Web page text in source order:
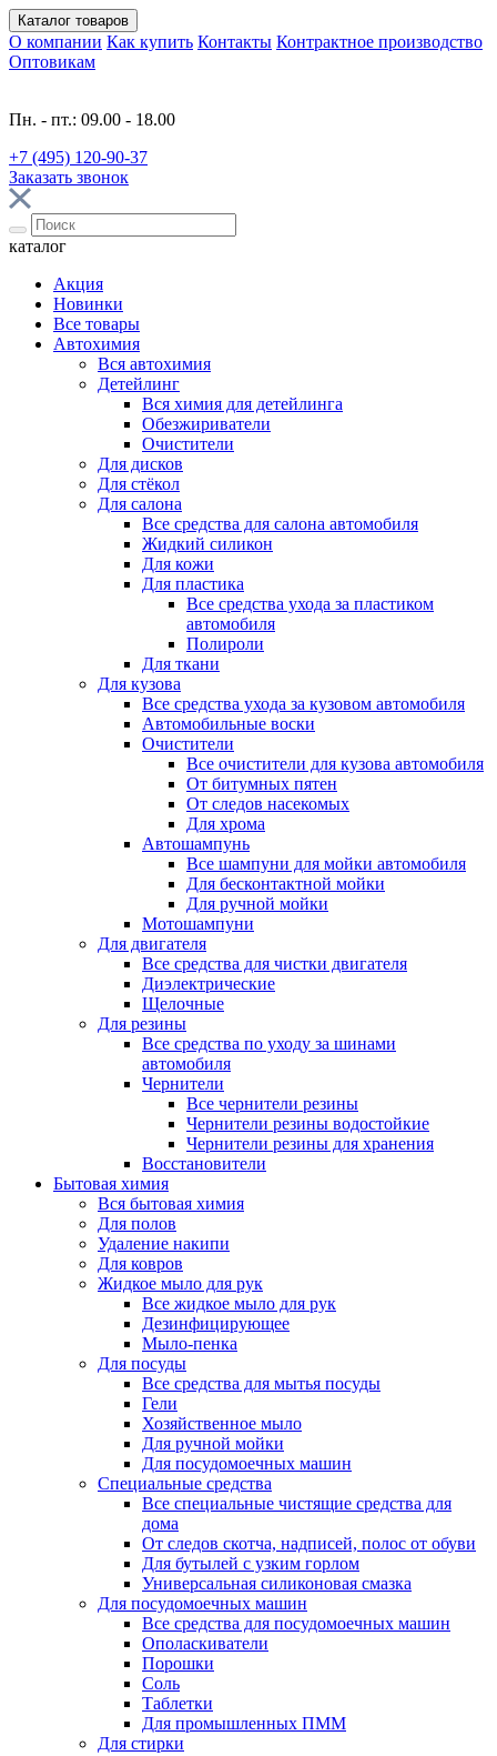
Каталог товаров
О компании Как купить Контакты Контрактное производство
Оптовикам
Пн. - пт.: 09.00 - 18.00
+7 (495) 120-90-37
Заказать звонок
каталог
Акция
Новинки
Все товары
Автохимия
Вся автохимия
Детейлинг
Вся химия для детейлинга
Обезжириватели
Очистители
Для дисков
Для стёкол
Для салона
Все средства для салона автомобиля
Жидкий силикон
Для кожи
Для пластика
Все средства ухода за пластиком
автомобиля
Полироли
Для ткани
Для кузова
Все средства ухода за кузовом автомобиля
Автомобильные воски
Очистители
Все очистители для кузова автомобиля
От битумных пятен
От следов насекомых
Для хрома
Автошампунь
Все шампуни для мойки автомобиля
Для бесконтактной мойки
Для ручной мойки
Мотошампуни
Для двигателя
Все средства для чистки двигателя
Диэлектрические
Щелочные
Для резины
Все средства по уходу за шинами
автомобиля
Чернители
Все чернители резины
Чернители резины водостойкие
Чернители резины для хранения
Восстановители
Бытовая химия
Вся бытовая химия
Для полов
Удаление накипи
Для ковров
Жидкое мыло для рук
Все жидкое мыло для рук
Дезинфицирующее
Мыло-пенка
Для посуды
Все средства для мытья посуды
Гели
Хозяйственное мыло
Для ручной мойки
Для посудомоечных машин
Специальные средства
Все специальные чистящие средства для
дома
От следов скотча, надписей, полос от обуви
Для бутылей с узким горлом
Универсальная силиконовая смазка
Для посудомоечных машин
Все средства для посудомоечных машин
Ополаскиватели
Порошки
Соль
Таблетки
Для промышленных ПММ
Для стирки